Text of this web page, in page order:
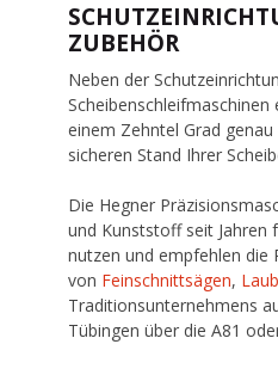
ZUBEHÖR
Neben der
einem Zehntel Grad
sicheren Stand Ihrer
Die Hegner
und Kunststoff seit
nutzen und empfehlen die
von Feinschnittsägen,
Traditionsunternehmens
Tübingen über die A81